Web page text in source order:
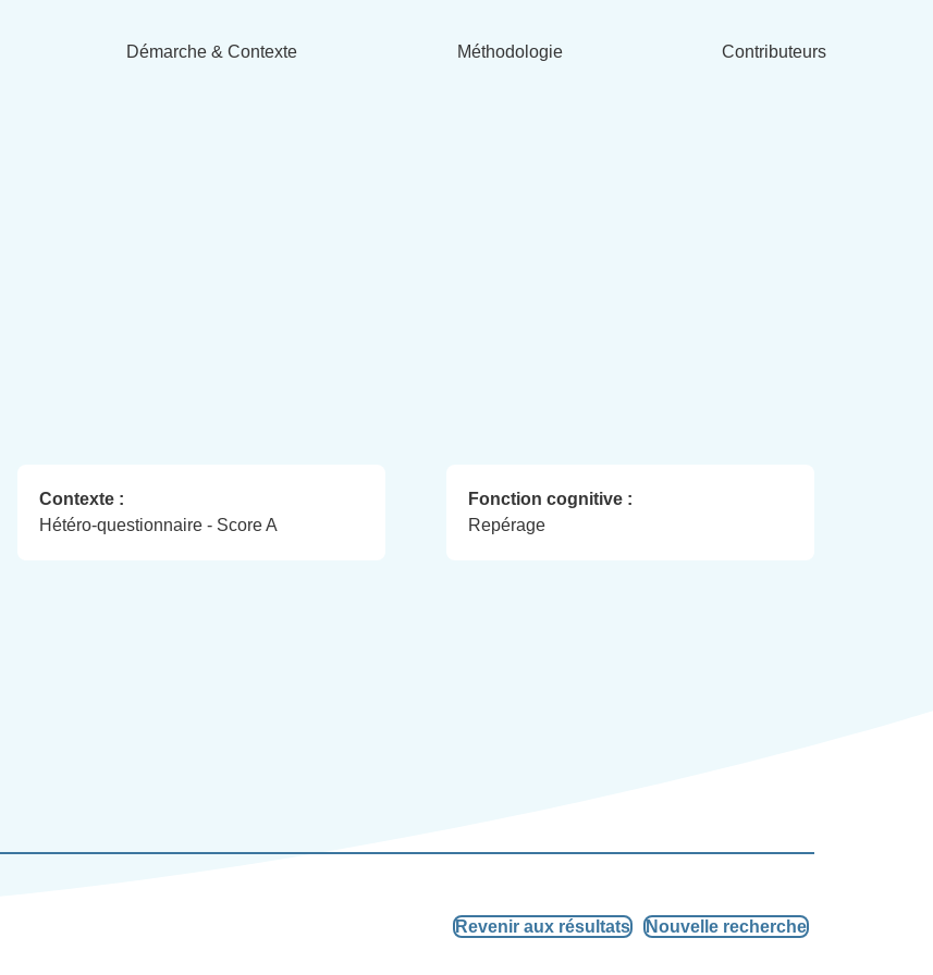
Démarche & Contexte Méthodologie Contributeurs
Contexte :
Hétéro-questionnaire - Score A
Fonction cognitive :
Repérage
Revenir aux résultats Nouvelle recherche